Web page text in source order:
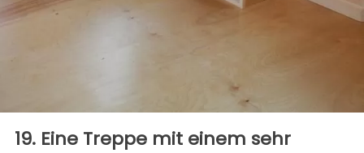
19. Eine Treppe mit einem sehr